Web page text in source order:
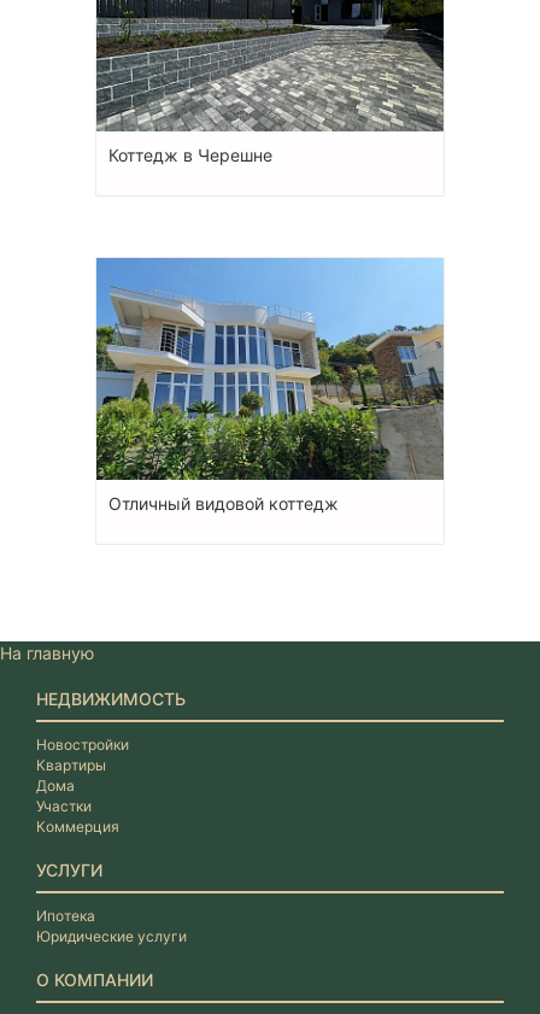
Коттедж в Черешне
Отличный видовой коттедж
На главную
НЕДВИЖИМОСТЬ
Новостройки
Квартиры
Дома
Участки
Коммерция
УСЛУГИ
Ипотека
Юридические услуги
О КОМПАНИИ